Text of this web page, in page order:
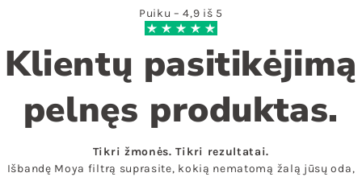
Puiku – 4,9 iš 5
Klientų pasitikėjimą
pelnęs produktas.
Tikri žmonės. Tikri rezultatai.
Išbandę Moya filtrą suprasite, kokią nematomą žalą jūsų oda,